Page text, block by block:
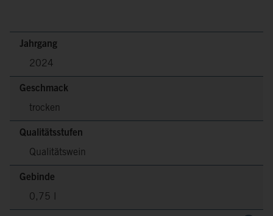
Jahrgang
2024
Geschmack
trocken
Qualitätsstufen
Qualitätswein
Gebinde
0,75 l